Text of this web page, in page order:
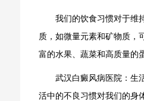
我们的饮食习惯对于维持
质，如微量元素和矿物质，
富的水果、蔬菜和高质量的
武汉白癜风病医院：生活
活中的不良习惯对我们的身